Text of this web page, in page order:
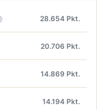
28.654 Pkt.
20.706 Pkt.
14.869 Pkt.
14.194 Pkt.